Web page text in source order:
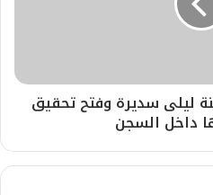
ليلى سديرة وفتح تحقيق
داخل السجن